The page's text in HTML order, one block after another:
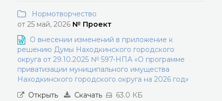
Нормотворчество
от 25 май, 2026 № Проект
О внесении изменений в приложение к
решению Думы Находкинского городского
округа от 29.10.2025 № 597-НПА «О программе
приватизации муниципального имущества
Находкинского городского округа на 2026 год»
Открыть
Скачать 63.0 КБ